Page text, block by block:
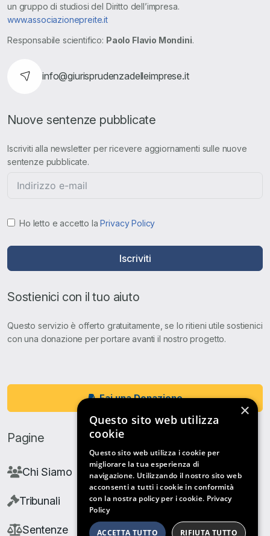
un gruppo di studiosi del Diritto dell’impresa.
www.associazionepreite.it
Responsabile scientifico: Paolo Flavio Mondini.
info@giurisprudenzadelleimprese.it
Nuove sentenze pubblicate
Iscriviti alla newsletter per ricevere aggiornamenti sulle nuove
sentenze pubblicate.
Ho letto e accetto laPrivacy Policy
Iscriviti
Sostienici con il tuo aiuto
Questo servizio è offerto gratuitamente, se lo ritieni utile sostienici
con una donazione per portare avanti il nostro progetto.
Fai una Donazione
Pagine
Chi Siamo
Tribunali
Sentenze
×
Questo sito web utilizza
cookie
Questo sito web utilizza i cookie per
migliorare la tua esperienza di
navigazione. Utilizzando il nostro sito web
acconsenti a tutti i cookie in conformità
con la nostra policy per i cookie. Privacy
Policy
ACCETTA TUTTO RIFIUTA TUTTO